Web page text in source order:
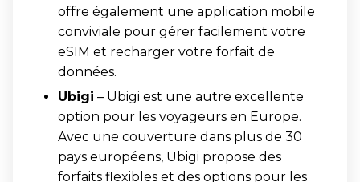
offre également une application mobile
conviviale pour gérer facilement votre
eSIM et recharger votre forfait de
données.
Ubigi – Ubigi est une autre excellente
option pour les voyageurs en Europe.
Avec une couverture dans plus de 30
pays européens, Ubigi propose des
forfaits flexibles et des options pour les